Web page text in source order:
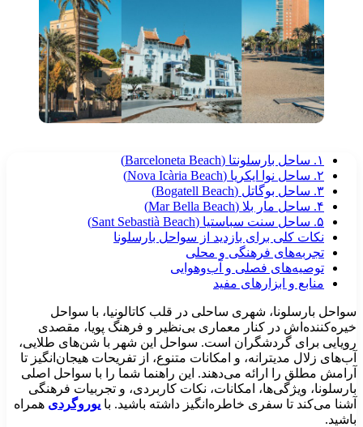
۱. ساحل بارسلونتا (Barceloneta Beach)
۲. ساحل نوا ایکریا (Nova Icària Beach)
۳. ساحل بوگاتل (Bogatell Beach)
۴. ساحل مار بلا (Mar Bella Beach)
۵. ساحل سنت سباستیا (Sant Sebastià Beach)
نکات کلی برای بازدید از سواحل بارسلونا
تجربه‌های فرهنگی و محلی
توصیه‌های فصلی و آب‌وهوایی
منابع و ابزارهای مفید
بارسلونا، شهری ساحلی در قلب کاتالونیا، با سواحل
در کنار معماری بی‌نظیر و فرهنگ پویا، مقصدی
برای گردشگران است. سواحل این شهر با شن‌های طلایی،
زلال مدیترانه، و امکانات متنوع، از تفریحات هیجان‌انگیز تا
مطلق را ارائه می‌دهند. این راهنما شما را با سواحل اصلی
ویژگی‌ها، امکانات، نکات کاربردی، و تجربیات فرهنگی
می‌کند تا سفری خاطره‌انگیز داشته باشید. با یوروگردیهمراه